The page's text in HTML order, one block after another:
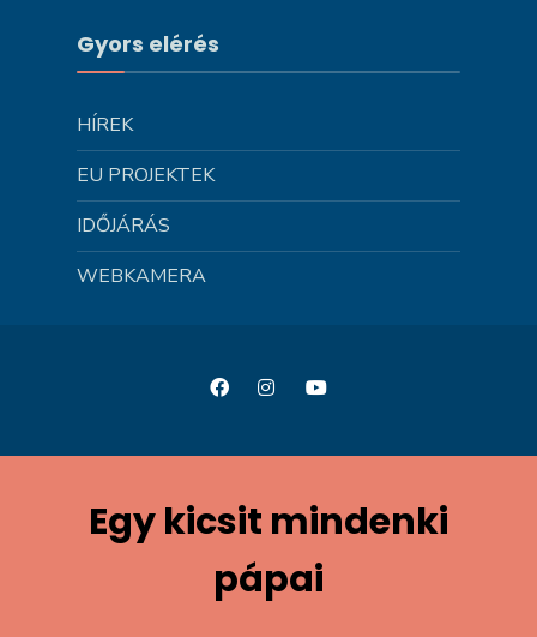
Gyors elérés
HÍREK
EU PROJEKTEK
IDŐJÁRÁS
WEBKAMERA
Egy kicsit mindenki
pápai